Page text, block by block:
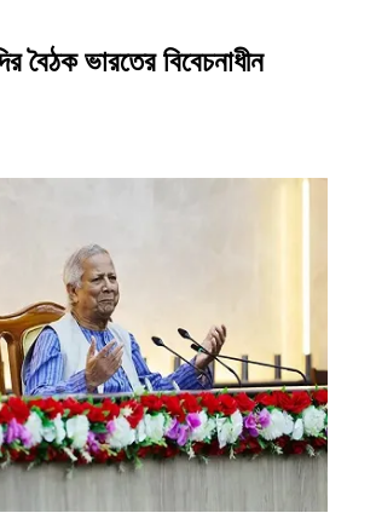
বৈঠক ভারতের বিবেচনাধীন